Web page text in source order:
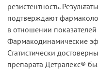
резистентность.
подтверждают
в отношении
Фармакодинамические
Статистически
препарата Детралекс®